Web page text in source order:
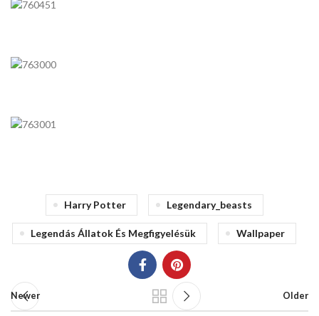
Harry Potter Legendary_beasts
Legendás Állatok És Megfigyelésük Wallpaper
Newer Older